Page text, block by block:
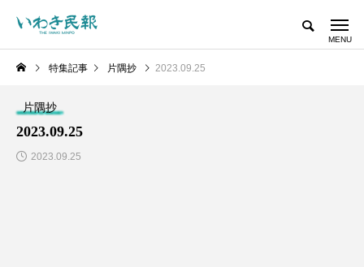
特集記事 片隅抄 2023.09.25
片隅抄
2023.09.25
2023.09.25